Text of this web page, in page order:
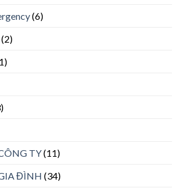
(6)
(2)
TY(11)
ĐÌNH (34)